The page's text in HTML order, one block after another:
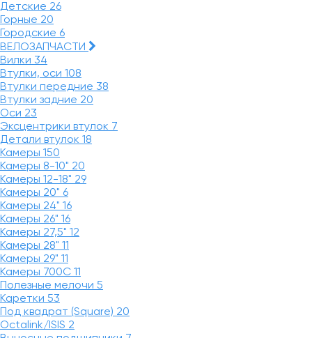
Детские 26
Горные 20
Городские 6
ВЕЛОЗАПЧАСТИ
Вилки 34
Втулки, оси 108
Втулки передние 38
Втулки задние 20
Оси 23
Эксцентрики втулок 7
Детали втулок 18
Камеры 150
Камеры 8-10" 20
Камеры 12-18" 29
Камеры 20" 6
Камеры 24" 16
Камеры 26" 16
Камеры 27,5" 12
Камеры 28" 11
Камеры 29" 11
Камеры 700C 11
Полезные мелочи 5
Каретки 53
Под квадрат (Square) 20
Octalink/ISIS 2